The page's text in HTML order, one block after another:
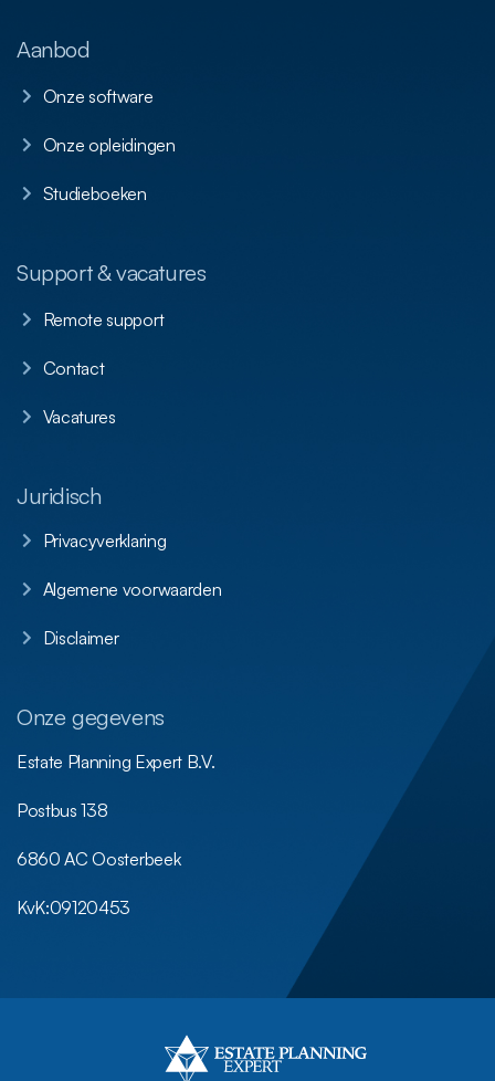
Aanbod
Onze software
Onze opleidingen
Studieboeken
Support & vacatures
Remote support
Contact
Vacatures
Juridisch
Privacyverklaring
Algemene voorwaarden
Disclaimer
Onze gegevens
Estate Planning Expert B.V.
Postbus 138
6860 AC Oosterbeek
KvK:09120453